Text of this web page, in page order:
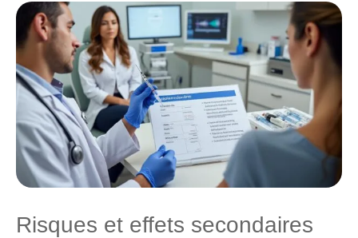
Risques et effets secondaires